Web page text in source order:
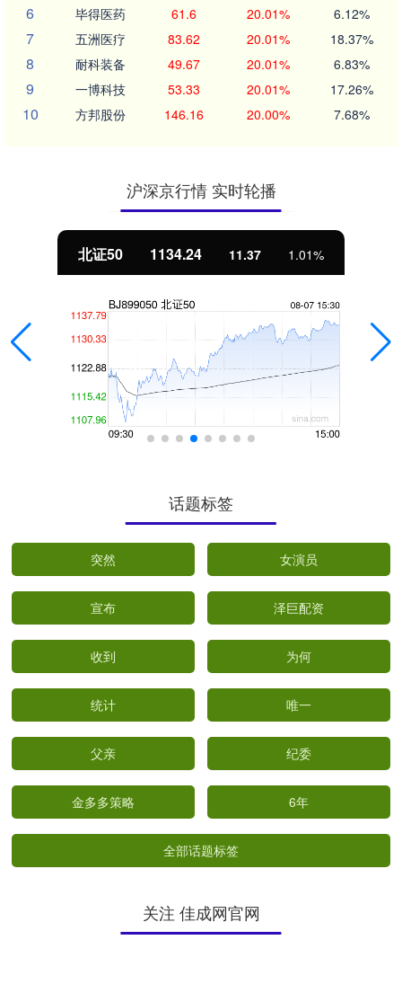
6 毕得医药 61.6 20.01% 6.12%
7 五洲医疗 83.62 20.01% 18.37%
8 耐科装备 49.67 20.01% 6.83%
9 一博科技 53.33 20.01% 17.26%
10 方邦股份 146.16 20.00% 7.68%
沪深京行情 实时轮播
北证50 1134.24 11.37 1.01%
话题标签
突然 女演员
宣布 泽巨配资
收到 为何
统计 唯一
父亲 纪委
金多多策略 6年
全部话题标签
关注 佳成网官网